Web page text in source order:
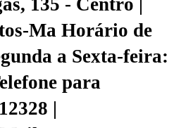
135 - Centro |
Ma Horário de
a Sexta-feira:
para
|